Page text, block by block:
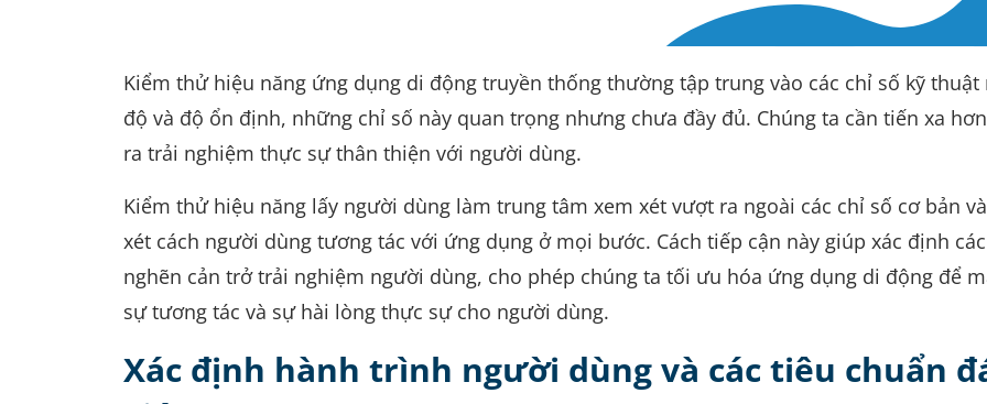
Kiểm thử hiệu năng ứng dụng di động truyền thống thường tập trung vào các chỉ số kỹ
độ và độ ổn định, những chỉ số này quan trọng nhưng chưa đầy đủ. Chúng ta cần tiến xa
ra trải nghiệm thực sự thân thiện với người dùng.
Kiểm thử hiệu năng lấy người dùng làm trung tâm xem xét vượt ra ngoài các chỉ số cơ bản
xét cách người dùng tương tác với ứng dụng ở mọi bước. Cách tiếp cận này giúp xác định
nghẽn cản trở trải nghiệm người dùng, cho phép chúng ta tối ưu hóa ứng dụng di động để
sự tương tác và sự hài lòng thực sự cho người dùng.
Xác định hành trình người dùng và các tiêu chuẩn